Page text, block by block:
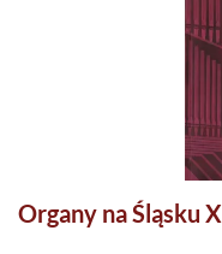
Organy na Śląsku X